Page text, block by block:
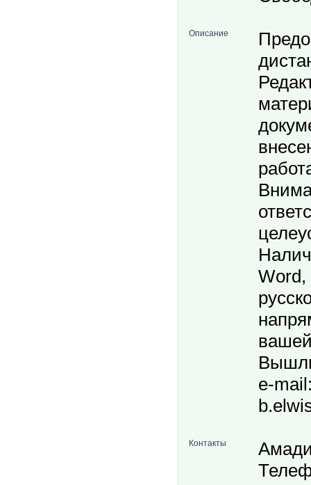
Описание
Word,
e-
Контакты